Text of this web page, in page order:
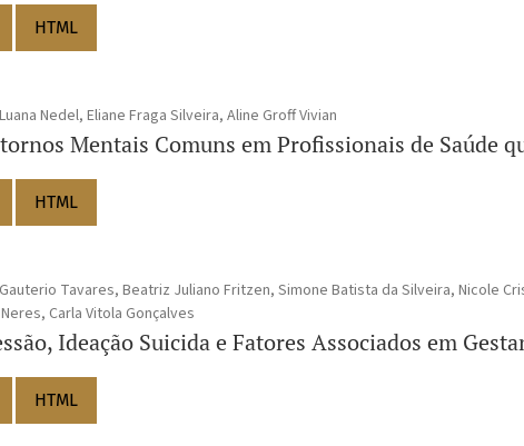
HTML
Nedel, Eliane Fraga Silveira, Aline Groff Vivian
Mentais Comuns em Profissionais de Saúde
HTML
Tavares, Beatriz Juliano Fritzen, Simone Batista da Silveira, Nicole
Carla Vitola Gonçalves
Ideação Suicida e Fatores Associados em
HTML